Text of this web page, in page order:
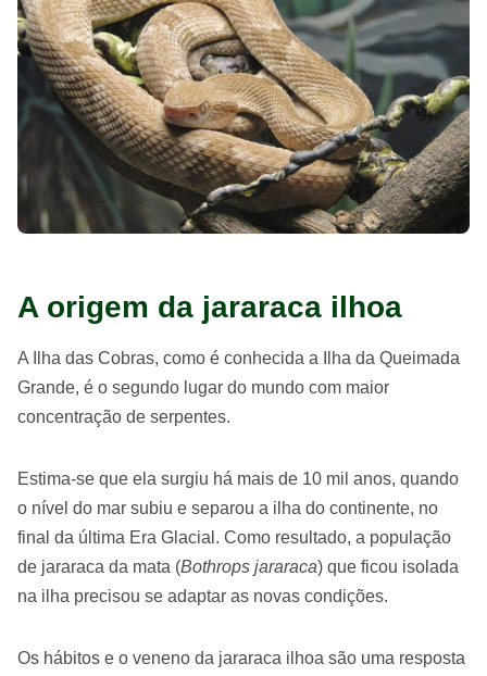
A origem da jararaca ilhoa
A Ilha das Cobras, como é conhecida a Ilha da Queimada
Grande, é o segundo lugar do mundo com maior
concentração de serpentes.
Estima-se que ela surgiu há mais de 10 mil anos, quando
o nível do mar subiu e separou a ilha do continente, no
final da última Era Glacial. Como resultado, a população
de jararaca da mata (Bothrops jararaca) que ficou isolada
na ilha precisou se adaptar as novas condições.
Os hábitos e o veneno da jararaca ilhoa são uma resposta